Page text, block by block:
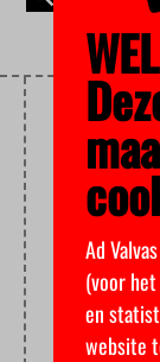
Ad
(voor
en
website